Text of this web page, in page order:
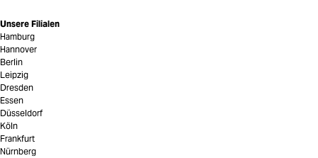
Unsere Filialen
Hamburg
Hannover
Berlin
Leipzig
Dresden
Essen
Düsseldorf
Köln
Frankfurt
Nürnberg